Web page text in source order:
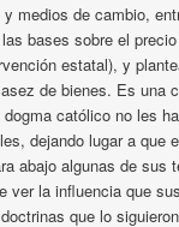
medios de cambio,
bases sobre el
estatal), y
de bienes. Es una
católico no les
dejando lugar a que
abajo algunas de sus
ver la influencia que
que lo